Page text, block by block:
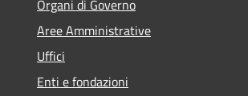
Organi di Governo
Aree Amministrative
Uffici
Enti e fondazioni